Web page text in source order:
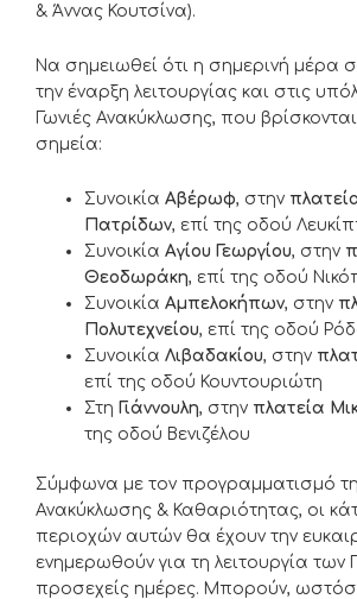
& Άννας Κουτσίνα).
Να σημειωθεί ότι η σημερινή μέρα
την έναρξη λειτουργίας και στις
Γωνιές Ανακύκλωσης, που
σημεία:
ΣυνοικίαΑβέρωφ, στην
Πατρίδων, επί της οδού
ΣυνοικίαΑγίου Γεωργίου, στην
Θεοδωράκη, επί της οδού
ΣυνοικίαΑμπελοκήπων, στην
Πολυτεχνείου, επί της οδού
ΣυνοικίαΛιβαδακίου, στην
επί της οδού Κουντουριώτη
Στη Γιάννουλη, στηνπλατεία
της οδού Βενιζέλου
Σύμφωνα με τον προγραμματισμό
Ανακύκλωσης & Καθαριότητας, οι
περιοχών αυτών θα έχουν την
ενημερωθούν για τη λειτουργία των
προσεχείς ημέρες. Μπορούν,